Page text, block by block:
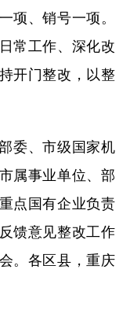
项、销号一项。
常工作、深化改
开门整改，以整
委、市级国家机
属事业单位、部
点国有企业负责
馈意见整改工作
。各区县，重庆